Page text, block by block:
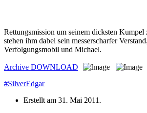
Rettungsmission um seinem dicksten
stehen ihm dabei sein messerscharfer
Verfolgungsmobil und Michael.
Archive DOWNLOAD
#SilverEdgar
Erstellt am 31. Mai 2011 .